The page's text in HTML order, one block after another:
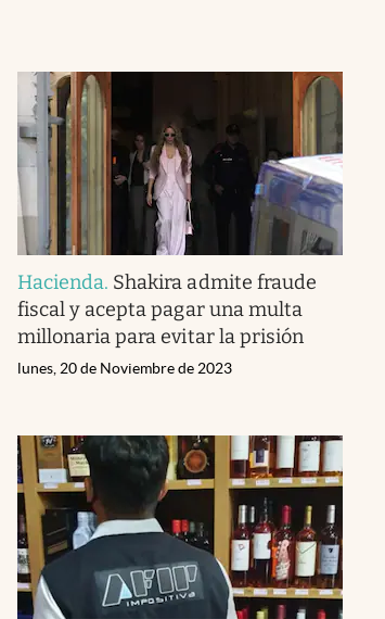
Hacienda. Shakira admite fraude
fiscal y acepta pagar una multa
millonaria para evitar la prisión
lunes, 20 de Noviembre de 2023